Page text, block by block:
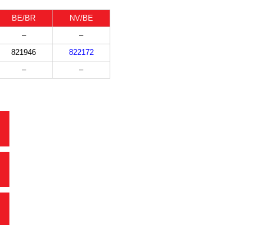
BE/BR
NV/BE
–
–
821946
822172
– –